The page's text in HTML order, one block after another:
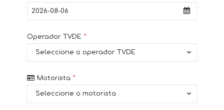
Área de Cliente
Operador TVDE *
Seleccione o operador TVDE
Motorista *
Seleccione o motorista